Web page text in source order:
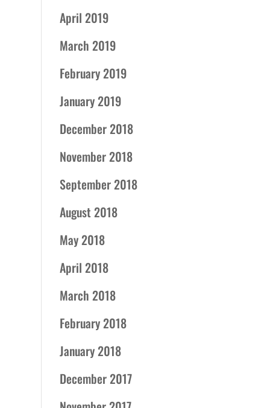
April 2019
March 2019
February 2019
January 2019
December 2018
November 2018
September 2018
August 2018
May 2018
April 2018
March 2018
February 2018
January 2018
December 2017